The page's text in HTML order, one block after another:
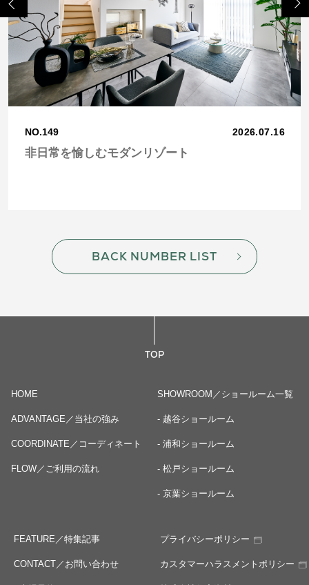
us
NO.149 2026.07.16
非日常を愉しむモダンリゾート
Next
BACK NUMBER LIST
TOP
HOME
ADVANTAGE／当社の強み
COORDINATE／コーディネート
FLOW／ご利用の流れ
SHOWROOM／ショールーム一覧
- 越谷ショールーム
- 浦和ショールーム
- 松戸ショールーム
- 京葉ショールーム
FEATURE／特集記事
CONTACT／お問い合わせ
プライバシーポリシー
カスタマーハラスメントポリシー